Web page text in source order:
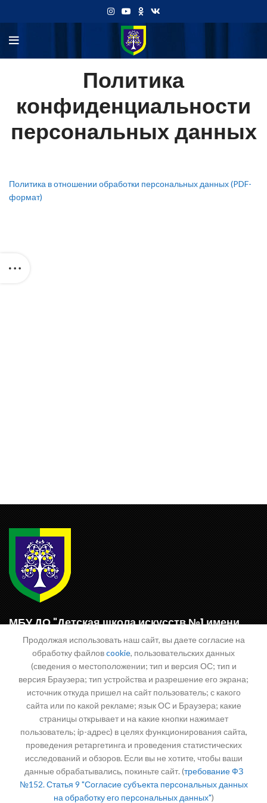
Политика
конфиденциальности
персональных данных
Политика в отношении обработки персональных данных (PDF-
формат)
МБУ ДО "Детская школа искусств №1 имени
П.А. Фролова Энгельсского муниципального
района"
413100, Саратовская область, г.Энгельс, пл.Ленина д.5
Тел.: (8453) 568-240, 568-706
Тел. факс: (8453) 568-706
dwi1_eng@mail.ru
КПП: 644901001
ИНН:6449030883
Р/с: 40703810600002000018 в РКЦ Энгельс
БИК: 046375000
Продолжая использовать наш сайт, вы даете согласие на
обработку файловcookie, пользовательских данных
(сведения о местоположении; тип и версия ОС; тип и
версия Браузера; тип устройства и разрешение его экрана;
источник откуда пришел на сайт пользователь; с какого
сайта или по какой рекламе; язык ОС и Браузера; какие
страницы открывает и на какие кнопки нажимает
пользователь; ip-адрес) в целях функционирования сайта,
проведения ретаргетинга и проведения статистических
исследований и обзоров. Если вы не хотите, чтобы ваши
данные обрабатывались, покиньте сайт. (требование ФЗ
№152. Статья 9 "Согласие субъекта персональных данных
на обработку его персональных данных")